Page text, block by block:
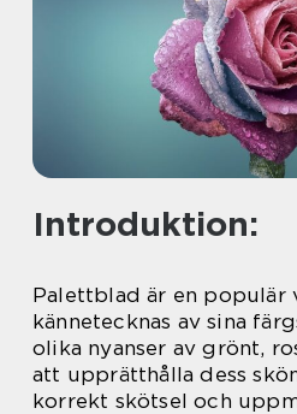
Introduktion:
Palettblad är en populär
kännetecknas av sina
olika nyanser av grönt,
att upprätthålla dess
korrekt skötsel och